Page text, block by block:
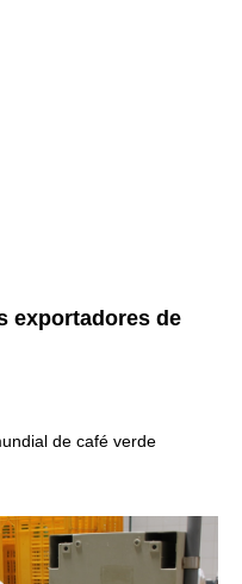
exportadores de
de café verde